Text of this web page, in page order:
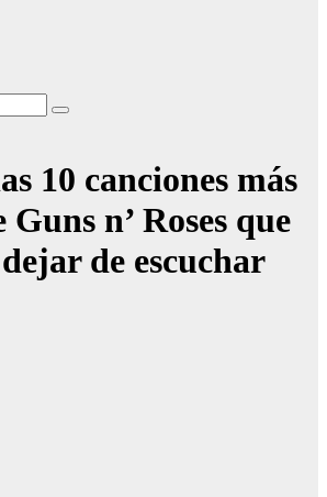
10 canciones más
Guns n’ Roses que
de escuchar